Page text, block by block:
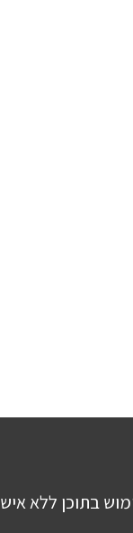
בתוכן ללא